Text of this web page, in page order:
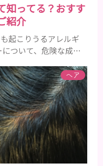
知ってる？おすす
紹介
起こりうるアレルギ
ついて、危険な成分
れのある成分 まず、
ているどの成分にア
あるのかを説明しま
ナメルを守り強くし
•香味料 ･･･歯磨き
ヘア